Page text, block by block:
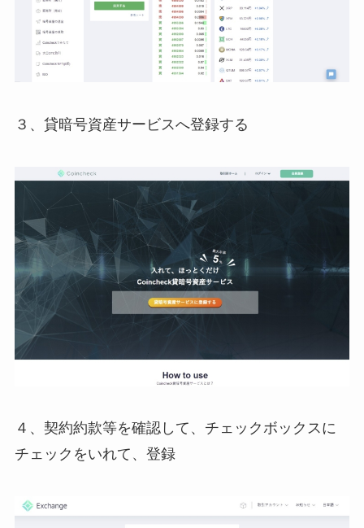
３、貸暗号資産サービスへ登録する
４、契約約款等を確認して、チェックボックスに
チェックをいれて、登録